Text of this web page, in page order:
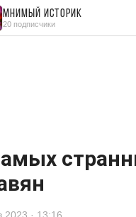
Мнимый историк
20 подписчики
также